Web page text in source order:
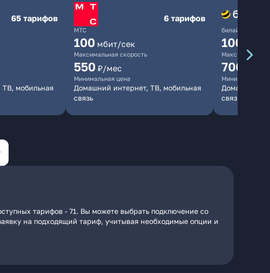
65 тарифов
мобильная
МТС
6 тарифов
100 мбит/сек
Максимальная скорость
550 ₽/мес
Минимальная цена
Домашний интернет, ТВ, мобильная
связь
билайн
1000
Максимальная
700
Минимальная
Домашний
связь
тарифов - 71. Вы можете выбрать подключение со
на подходящий тариф, учитывая необходимые опции и